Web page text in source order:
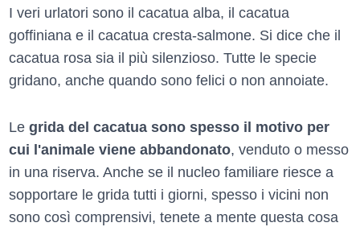
I veri urlatori sono il cacatua alba, il cacatua
goffiniana e il cacatua cresta-salmone. Si dice che il
cacatua rosa sia il più silenzioso. Tutte le specie
gridano, anche quando sono felici o non annoiate.
Le grida del cacatua sono spesso il motivo per
cui l'animale viene abbandonato, venduto o messo
in una riserva. Anche se il nucleo familiare riesce a
sopportare le grida tutti i giorni, spesso i vicini non
sono così comprensivi, tenete a mente questa cosa